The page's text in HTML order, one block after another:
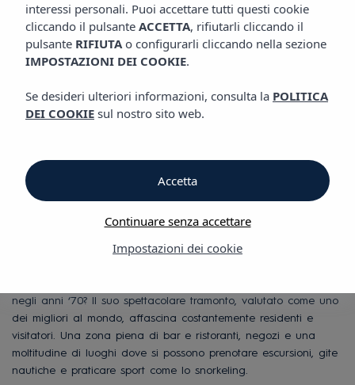
Posizione
Posizione
Hotel Vibra District
SAN ANTONIO VIBRA
COME MAI PRIMA
negli anni ‘70? Il suo spettacolare tramonto, valutato come uno
dei migliori al mondo, affascina costantemente residenti e
visitatori. Una zona piena di bar e ristoranti, negozi e una
moltitudine di luoghi dove si possono prenotare escursioni, gite
nautiche e praticare sport come lo snorkeling.
interessi personali. Puoi accettare tutti questi cookie
cliccando il pulsante ACCETTA, rifiutarli cliccando il
pulsante RIFIUTAo configurarli cliccando nella sezione
IMPOSTAZIONI DEI COOKIE.
Se desideri ulteriori informazioni, consulta la POLITICA
DEI COOKIE sul nostro sito web.
Impostazioni dei cookie
Continuare senza accettare
Accetta